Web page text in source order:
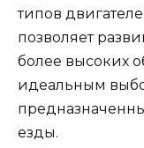
типов
позволяет
более высоких
идеальным
езды.